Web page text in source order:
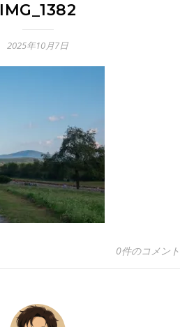
IMG_1382
2025年10月7日
0件のコメント